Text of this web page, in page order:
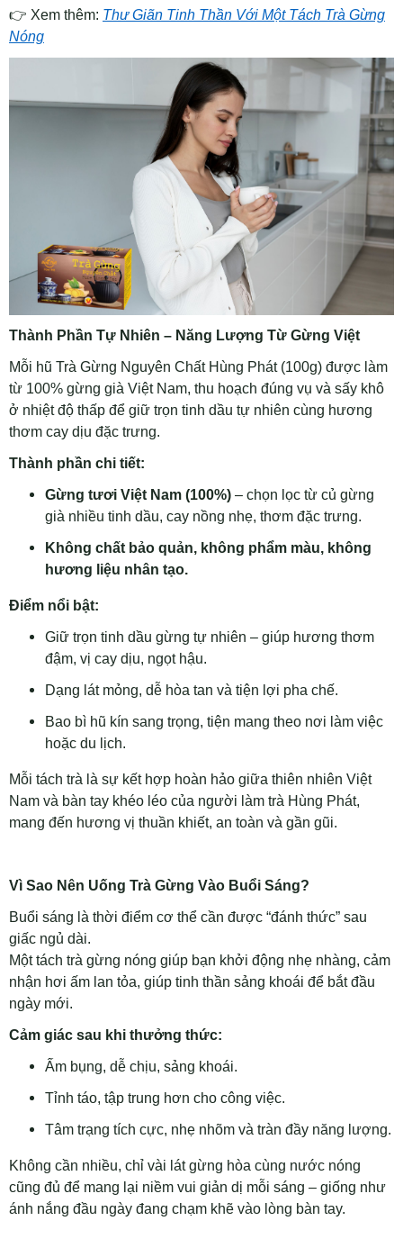
👉 Xem thêm: Thư Giãn Tinh Thần Với Một Tách Trà Gừng
Nóng
Thành Phần Tự Nhiên – Năng Lượng Từ Gừng Việt
Mỗi hũ Trà Gừng Nguyên Chất Hùng Phát (100g) được làm
từ 100% gừng già Việt Nam, thu hoạch đúng vụ và sấy khô
ở nhiệt độ thấp để giữ trọn tinh dầu tự nhiên cùng hương
thơm cay dịu đặc trưng.
Thành phần chi tiết:
Gừng tươi Việt Nam (100%) – chọn lọc từ củ gừng
già nhiều tinh dầu, cay nồng nhẹ, thơm đặc trưng.
Không chất bảo quản, không phẩm màu, không
hương liệu nhân tạo.
Điểm nổi bật:
Giữ trọn tinh dầu gừng tự nhiên – giúp hương thơm
đậm, vị cay dịu, ngọt hậu.
Dạng lát mỏng, dễ hòa tan và tiện lợi pha chế.
Bao bì hũ kín sang trọng, tiện mang theo nơi làm việc
hoặc du lịch.
Mỗi tách trà là sự kết hợp hoàn hảo giữa thiên nhiên Việt
Nam và bàn tay khéo léo của người làm trà Hùng Phát,
mang đến hương vị thuần khiết, an toàn và gần gũi.
Vì Sao Nên Uống Trà Gừng Vào Buổi Sáng?
Buổi sáng là thời điểm cơ thể cần được “đánh thức” sau
giấc ngủ dài.
Một tách trà gừng nóng giúp bạn khởi động nhẹ nhàng, cảm
nhận hơi ấm lan tỏa, giúp tinh thần sảng khoái để bắt đầu
ngày mới.
Cảm giác sau khi thưởng thức:
Ấm bụng, dễ chịu, sảng khoái.
Tỉnh táo, tập trung hơn cho công việc.
Tâm trạng tích cực, nhẹ nhõm và tràn đầy năng lượng.
Không cần nhiều, chỉ vài lát gừng hòa cùng nước nóng
cũng đủ để mang lại niềm vui giản dị mỗi sáng – giống như
ánh nắng đầu ngày đang chạm khẽ vào lòng bàn tay.